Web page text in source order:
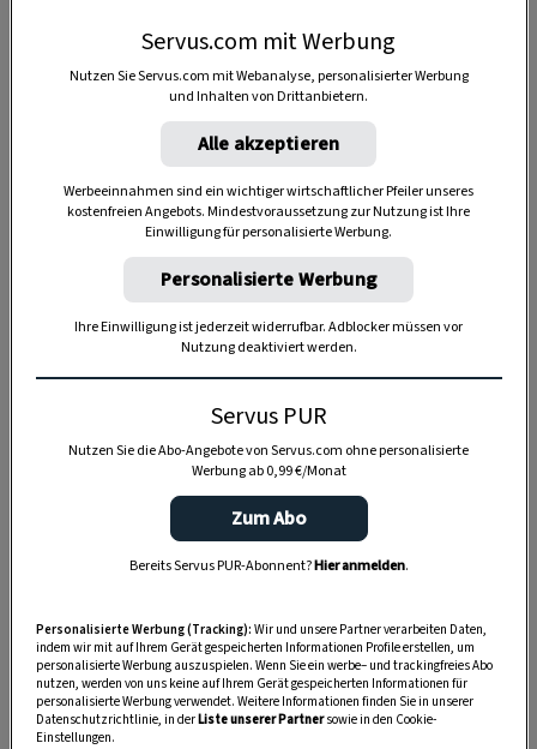
Würz-Tipp:Die Sauerrahm-Mayonnaise kann
mit etwas Matjesmarinade noch verfeinert
Gut serviert:Man kann den Salat mit
hartgekochten Eiern, Kapern und frischer
Petersilie garnieren. Mit reschenSemmerln
servieren.
Alles über Bedeutung von
Aschermittwoch. Und: Warum gibt es da Fisch?
40 Minuten
Servus.com mit Werbung
Nutzen Sie Servus.com mit Webanalyse, personalisierter Werbung
und Inhalten von Drittanbietern.
Alle akzeptieren
Werbeeinnahmen sind ein wichtiger wirtschaftlicher Pfeiler unseres
kostenfreien Angebots. Mindestvoraussetzung zur Nutzung ist Ihre
Einwilligung für personalisierte Werbung.
Personalisierte Werbung
Ihre Einwilligung ist jederzeit widerrufbar. Adblocker müssen vor
Nutzung deaktiviert werden.
Servus PUR
Nutzen Sie die Abo-Angebote von Servus.com ohne personalisierte
Werbung ab 0,99 €/Monat
Zum Abo
Bereits Servus PUR-Abonnent?Hier anmelden.
Personalisierte Werbung (Tracking): Wir und unsere Partner verarbeiten Daten,
indem wir mit auf Ihrem Gerät gespeicherten Informationen Profile erstellen, um
personalisierte Werbung auszuspielen. Wenn Sie ein werbe– und trackingfreies Abo
nutzen, werden von uns keine auf Ihrem Gerät gespeicherten Informationen für
personalisierte Werbung verwendet. Weitere Informationen finden Sie in unserer
Datenschutzrichtlinie, in derListe unserer Partnersowie in den Cookie-
Einstellungen.